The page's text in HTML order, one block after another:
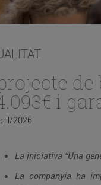
i
2026
La iniciativa “Una
La companyia ha